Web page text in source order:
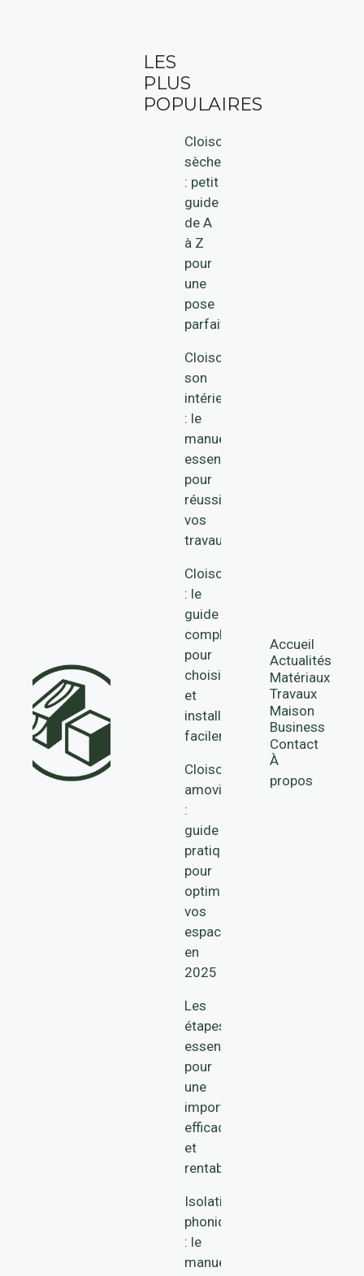
LES
PLUS
POPULAIRES
Cloison
sèche
: petit
guide
de A
à Z
pour
une
pose
parfaite
Cloisonner
son
intérieur
: le
manuel
essentiel
pour
réussir
vos
travaux
Cloison
: le
guide
complet
pour
choisir
et
installer
facilement
Cloisons
amovibles
:
guide
pratique
pour
optimiser
vos
espaces
en
2025
Les
étapes
essentielles
pour
une
importation
efficace
et
rentable
Isolation
phonique
: le
manuel
Accueil
Actualités
Matériaux
Travaux
Maison
Business
Contact
À
propos